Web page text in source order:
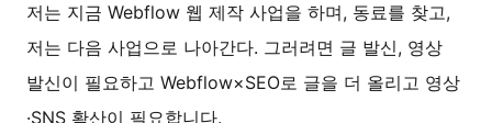
저는 지금 Webflow 웹 제작 사업을 하며, 동료를 찾고,
저는 다음 사업으로 나아간다. 그러려면 글 발신, 영상
발신이 필요하고 Webflow×SEO로 글을 더 올리고 영상
·SNS 확산이 필요합니다.